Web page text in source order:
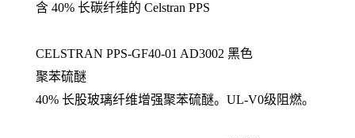
含 40% 长碳纤维的 Celstran PPS
CELSTRAN PPS-GF40-01 AD3002 黑色
聚苯硫醚
40% 长股玻璃纤维增强聚苯硫醚。UL-V0级阻燃。